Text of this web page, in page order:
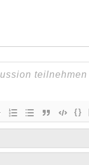
{}